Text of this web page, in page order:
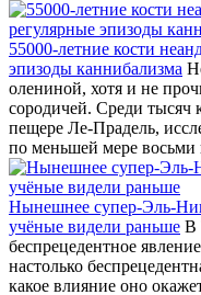
55000-летние кости
эпизоды каннибализма
олениной, хотя и не
сородичей. Среди тысяч
пещере Ле-Прадель,
по меньшей мере восьми
Нынешнее супер-Эль-
учёные видели раньше В
беспрецедентное
настолько
какое влияние оно